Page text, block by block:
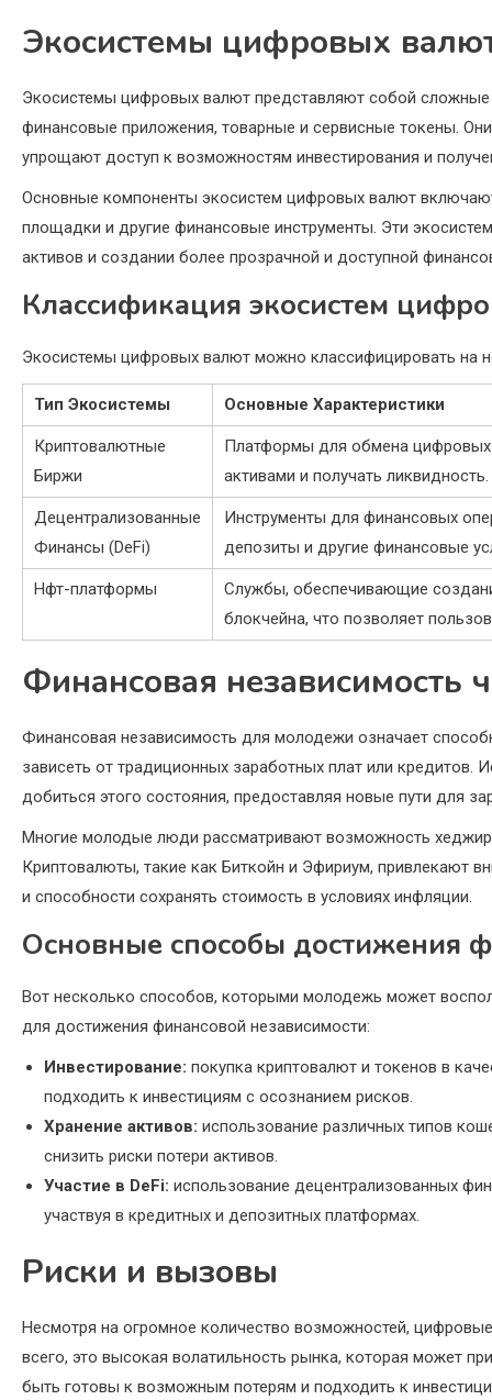
Экосистемы цифровых
Экосистемы цифровых валют представляют собой
финансовые приложения, товарные и сервисные токены.
упрощают доступ к возможностям инвестирования и
Основные компоненты экосистем цифровых валют
площадки и другие финансовые инструменты. Эти
активов и создании более прозрачной и доступной
Классификация экосистем
Экосистемы цифровых валют можно классифицировать на
Тип Экосистемы Основные Характеристики
Криптовалютные
Биржи
Платформы для обмена цифровых
активами и получать ликвидность.
Децентрализованные
Финансы (DeFi)
Инструменты для финансовых
депозиты и другие финансовые
Нфт-платформы
Службы, обеспечивающие
блокчейна, что позволяет
Финансовая
Финансовая независимость для молодежи означает
зависеть от традиционных заработных плат или
добиться этого состояния, предоставляя новые пути для
Многие молодые люди рассматривают возможность
Криптовалюты, такие как Биткойн и Эфириум, привлекают
и способности сохранять стоимость в условиях инфляции.
Основные способы достижения
Вот несколько способов, которыми молодежь может
для достижения финансовой независимости:
Инвестирование: покупка криптовалют и токенов в
подходить к инвестициям с осознанием рисков.
Хранение активов: использование различных типов
снизить риски потери активов.
Участие в DeFi: использование децентрализованных
участвуя в кредитных и депозитных платформах.
Риски и вызовы
Несмотря на огромное количество возможностей,
всего, это высокая волатильность рынка, которая может
быть готовы к возможным потерям и подходить к